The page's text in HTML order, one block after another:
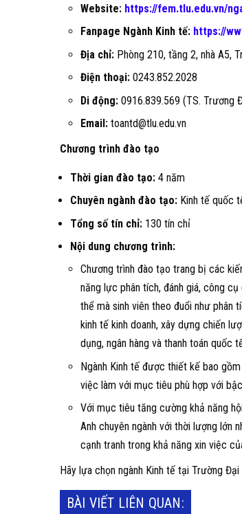
Website: https://fem.tlu.edu.vn/
Fanpage Ngành Kinh tế: https://
Địa chỉ: Phòng 210, tầng 2, nhà A5,
Điện thoại: 0243.852.2028
Di động: 0916.839.569 (TS. Trương
Email: toantd@tlu.edu.vn
Chương trình đào tạo
Thời gian đào tạo: 4 năm
Chuyên ngành đào tạo: Kinh tế quốc
Tổng số tín chỉ: 130 tín chỉ
Nội dung chương trình:
Chương trình đào tạo trang bị các
năng lực phân tích, đánh giá, công
thể mà sinh viên theo đuổi như phân
kinh tế kinh doanh, xây dựng chiến
dụng, ngân hàng và thanh toán quốc
Ngành Kinh tế được thiết kế bao
việc làm với mục tiêu phù hợp với
Với mục tiêu tăng cường khả năng
Anh chuyên ngành với thời lượng lớn
cạnh tranh trong khả năng xin việc
Hãy lựa chọn ngành Kinh tế tại Trường
BÀI VIẾT LIÊN QUAN: